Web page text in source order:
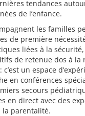
tendances
de l’enfance.
les familles
de première
liées à la
de retenue dos à la
un espace
en conférences
secours
en direct avec des
la parentalité.